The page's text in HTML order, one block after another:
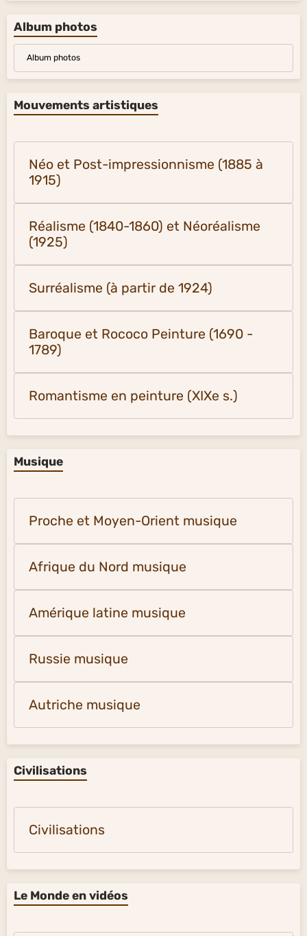
Album photos
Album photos
Mouvements artistiques
Néo et Post-impressionnisme (1885 à
1915)
Réalisme (1840-1860) et Néoréalisme
(1925)
Surréalisme (à partir de 1924)
Baroque et Rococo Peinture (1690 -
1789)
Romantisme en peinture (XIXe s.)
Musique
Proche et Moyen-Orient musique
Afrique du Nord musique
Amérique latine musique
Russie musique
Autriche musique
Civilisations
Civilisations
Le Monde en vidéos